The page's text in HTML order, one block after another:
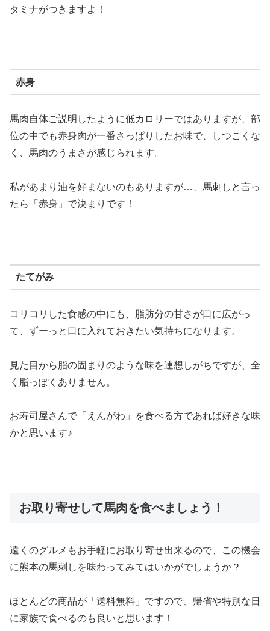
タミナがつきますよ！
赤身
馬肉自体ご説明したように低カロリーではありますが、部
位の中でも赤身肉が一番さっぱりしたお味で、しつこくな
く、馬肉のうまさが感じられます。
私があまり油を好まないのもありますが…、馬刺しと言っ
たら「赤身」で決まりです！
たてがみ
コリコリした食感の中にも、脂肪分の甘さが口に広がっ
て、ずーっと口に入れておきたい気持ちになります。
見た目から脂の固まりのような味を連想しがちですが、全
く脂っぽくありません。
お寿司屋さんで「えんがわ」を食べる方であれば好きな味
かと思います♪
お取り寄せして馬肉を食べましょう！
遠くのグルメもお手軽にお取り寄せ出来るので、この機会
に熊本の馬刺しを味わってみてはいかがでしょうか？
ほとんどの商品が「送料無料」ですので、帰省や特別な日
に家族で食べるのも良いと思います！